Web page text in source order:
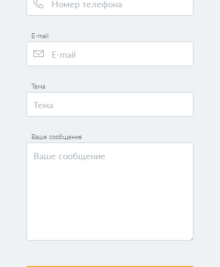
E-mail
Тема
Ваше сообщение